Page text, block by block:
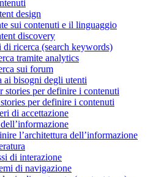
design
sui contenuti e il linguaggio
discovery
di ricerca (search keywords)
tramite analytics
sui forum
ai bisogni degli utenti
stories per definire i contenuti
per definire i contenuti
di accettazione
l’architettura dell’informazione
di interazione
di navigazione